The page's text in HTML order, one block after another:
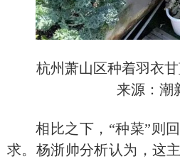
杭州萧山区种着羽衣
来源：潮
相比之下， “种菜”则
求。杨浙帅分析认为，这